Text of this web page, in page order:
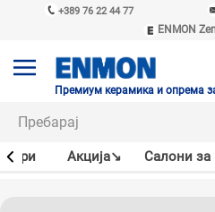
+389 76 22 44 77
ENMON
ENMON
Премиум керамика и опрема
Акцијa↘ Салони за